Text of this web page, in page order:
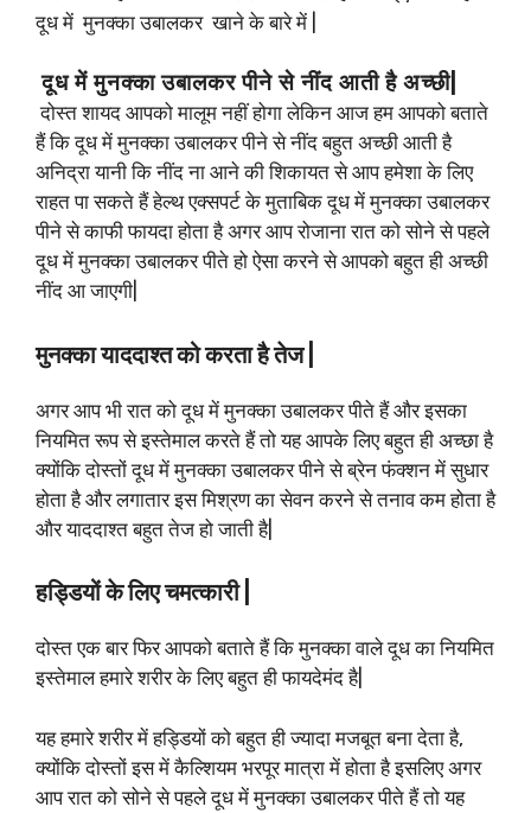
दूध में मुनक्का उबालकर खाने के बारे में |
दूध में मुनक्का उबालकर पीने से नींद आती है अच्छी|
दोस्त शायद आपको मालूम नहीं होगा लेकिन आज हम आपको बताते
हैं कि दूध में मुनक्का उबालकर पीने से नींद बहुत अच्छी आती है
अनिद्रा यानी कि नींद ना आने की शिकायत से आप हमेशा के लिए
राहत पा सकते हैं हेल्थ एक्सपर्ट के मुताबिक दूध में मुनक्का उबालकर
पीने से काफी फायदा होता है अगर आप रोजाना रात को सोने से पहले
दूध में मुनक्का उबालकर पीते हो ऐसा करने से आपको बहुत ही अच्छी
नींद आ जाएगी|
मुनक्का याददाश्त को करता है तेज |
अगर आप भी रात को दूध में मुनक्का उबालकर पीते हैं और इसका
नियमित रूप से इस्तेमाल करते हैं तो यह आपके लिए बहुत ही अच्छा है
क्योंकि दोस्तों दूध में मुनक्का उबालकर पीने से ब्रेन फंक्शन में सुधार
होता है और लगातार इस मिश्रण का सेवन करने से तनाव कम होता है
और याददाश्त बहुत तेज हो जाती है|
हड्डियों के लिए चमत्कारी |
दोस्त एक बार फिर आपको बताते हैं कि मुनक्का वाले दूध का नियमित
इस्तेमाल हमारे शरीर के लिए बहुत ही फायदेमंद है|
यह हमारे शरीर में हड्डियों को बहुत ही ज्यादा मजबूत बना देता है,
क्योंकि दोस्तों इस में कैल्शियम भरपूर मात्रा में होता है इसलिए अगर
आप रात को सोने से पहले दूध में मुनक्का उबालकर पीते हैं तो यह